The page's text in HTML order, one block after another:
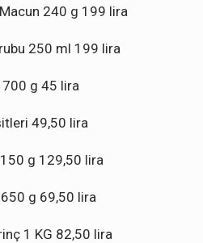
240 g 199 lira
250 ml 199 lira
g 45 lira
49,50 lira
g 129,50 lira
g 69,50 lira
1 KG 82,50 lira